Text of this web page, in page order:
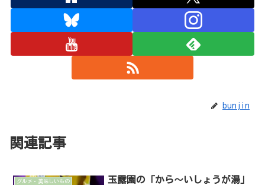
bunjin
関連記事
グルメ・美味しいもの
玉露園の「から～いしょうが湯」